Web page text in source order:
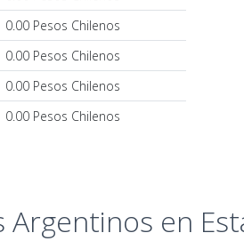
0.00 Pesos Chilenos
0.00 Pesos Chilenos
0.00 Pesos Chilenos
0.00 Pesos Chilenos
en